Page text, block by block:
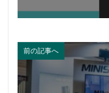
前の記事へ